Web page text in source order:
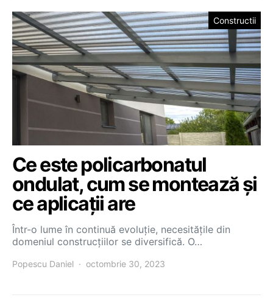
Constructii
Ce este policarbonatul
ondulat, cum se montează și
ce aplicații are
Într-o lume în continuă evoluție, necesitățile din
domeniul construcțiilor se diversifică. O…
Popescu Daniel octombrie 30, 2023